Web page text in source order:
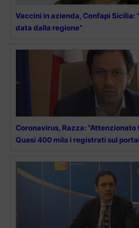
Vaccini in azienda, Confapi Sicilia:
data dalla regione”
Coronavirus, Razza:
Quasi 400 mila i registrati sul